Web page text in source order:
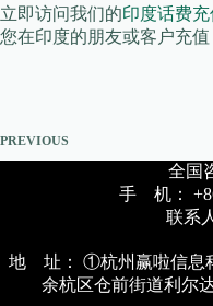
立即访问我们的印度话费
您在印度的朋友或客户充值
PREVIOUS
全国
手 机：
联系
地 址： ①杭州赢啦信息
余杭区仓前街道利尔